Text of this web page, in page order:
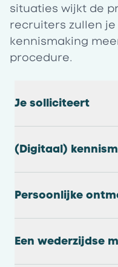
situaties wijkt de
recruiters zullen
kennismaking
procedure.
Je solliciteert
(Digitaal)
Persoonlijke
Een wederzijdse